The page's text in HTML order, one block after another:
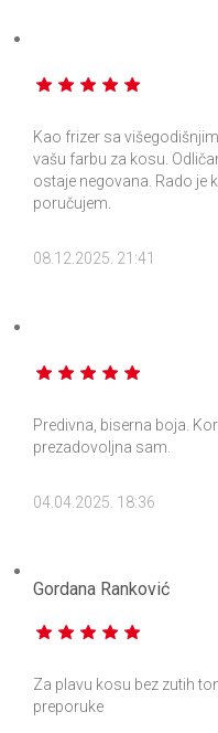
Kao frizer sa
vašu farbu za kosu.
ostaje negovana. Rado je
poručujem.
08.12.2025. 21:41
Predivna, biserna boja.
prezadovoljna sam.
04.04.2025. 18:36
Gordana Ranković
Za plavu kosu bez zutih
preporuke